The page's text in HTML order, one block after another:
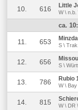
10. 616 Little
W \ n.b.
ca.
11. 653 S \
12. 656 S \
13. 786 Rubio
W \
14. 815 W \ DR